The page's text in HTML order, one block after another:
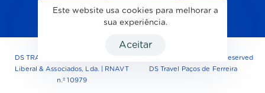
DS TRAVEL PAÇOS DE FERREIRA |
Liberal & Associados, Lda. | RNAVT
n.º 10979
· All Rights Reserved
DS Travel Paços de Ferreira
Este website usa cookies para melhorar a
sua experiência.
Aceitar